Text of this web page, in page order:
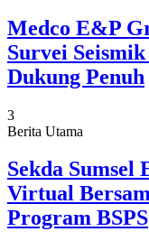
Medco E&P
Survei
Dukung Penuh
3
Berita Utama
Sekda
Virtual
Program BSPS